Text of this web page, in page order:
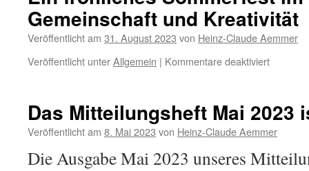
ist
da
Gemeinschaft und Kreativität
Veröffentlicht am 31. August 2023 von Heinz-Claude Aemmer
Veröffentlicht unterAllgemein | Kommentare deaktiviertfür
im
Zeichen
Das Mitteilungsheft Mai 2023
Veröffentlicht am 8. Mai 2023 von Heinz-Claude Aemmer
Die Ausgabe Mai 2023 unseres